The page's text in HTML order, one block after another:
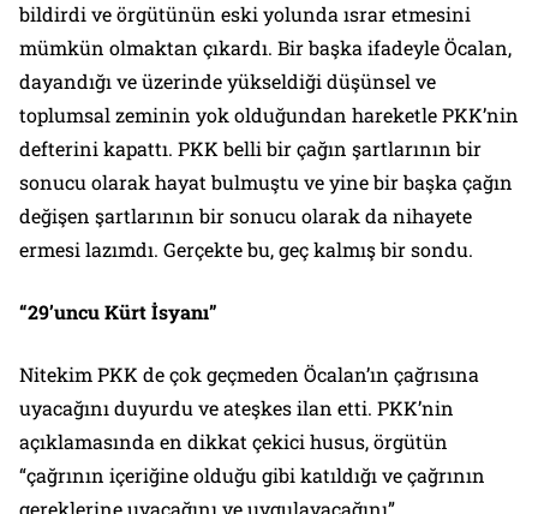
bildirdi ve örgütünün eski yolunda ısrar etmesini
mümkün olmaktan çıkardı. Bir başka ifadeyle Öcalan,
dayandığı ve üzerinde yükseldiği düşünsel ve
toplumsal zeminin yok olduğundan hareketle PKK’nin
defterini kapattı. PKK belli bir çağın şartlarının bir
sonucu olarak hayat bulmuştu ve yine bir başka çağın
değişen şartlarının bir sonucu olarak da nihayete
ermesi lazımdı. Gerçekte bu, geç kalmış bir sondu.
“29’uncu Kürt İsyanı”
Nitekim PKK de çok geçmeden Öcalan’ın çağrısına
uyacağını duyurdu ve ateşkes ilan etti. PKK’nin
açıklamasında en dikkat çekici husus, örgütün
“çağrının içeriğine olduğu gibi katıldığı ve çağrının
gereklerine uyacağını ve uygulayacağını”